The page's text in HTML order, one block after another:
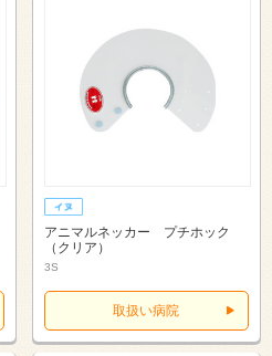
アニマルネッカー プチホック
（クリア）
3S
取扱い病院